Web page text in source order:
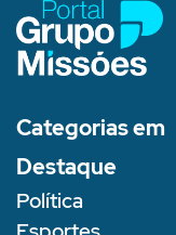
Categorias em
Destaque
Política